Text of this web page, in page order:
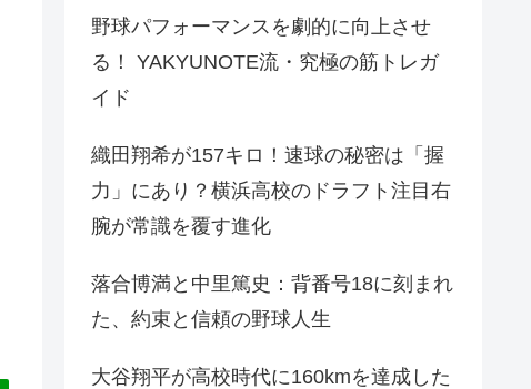
野球パフォーマンスを劇的に向上させ
る！ YAKYUNOTE流・究極の筋トレガ
イド
織田翔希が157キロ！速球の秘密は「握
力」にあり？横浜高校のドラフト注目右
腕が常識を覆す進化
落合博満と中里篤史：背番号18に刻まれ
た、約束と信頼の野球人生
大谷翔平が高校時代に160kmを達成した